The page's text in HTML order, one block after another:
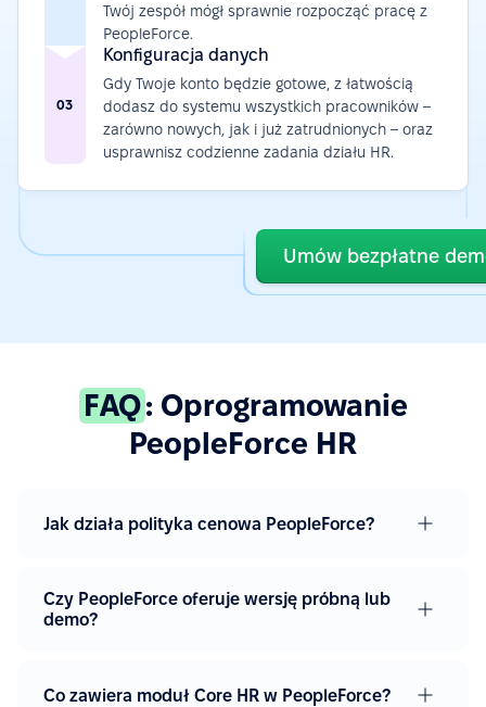
Twój zespół mógł sprawnie rozpocząć pracę z
PeopleForce.
03
Konfiguracja danych
Gdy Twoje konto będzie gotowe, z łatwością
dodasz do systemu wszystkich pracowników –
zarówno nowych, jak i już zatrudnionych – oraz
usprawnisz codzienne zadania działu HR.
Umów bezpłatne
FAQ: Oprogramowanie
PeopleForce HR
Jak działa polityka cenowa PeopleForce?
Czy PeopleForce oferuje wersję próbną lub
demo?
Co zawiera moduł Core HR w PeopleForce?